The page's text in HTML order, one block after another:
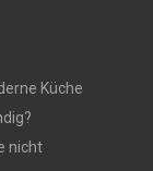
Küche
nicht